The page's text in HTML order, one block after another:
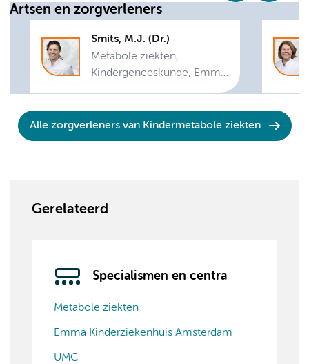
Artsen en zorgverleners
Smits, M.J. (Dr.)
Metabole ziekten,
Kindergeneeskunde, Emma
Alle zorgverleners van Kindermetabole ziekten
Gerelateerd
Specialismen en centra
Metabole ziekten
Emma Kinderziekenhuis Amsterdam
UMC